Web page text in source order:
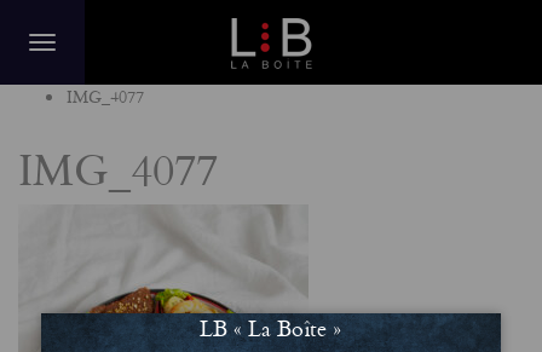
IMG_4077
IMG_4077
LB « La Boîte »